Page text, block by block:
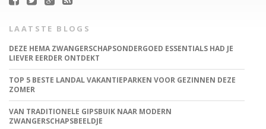
LAATSTE BLOGS
DEZE HEMA ZWANGERSCHAPSONDERGOED ESSENTIALS HAD JE
LIEVER EERDER ONTDEKT
TOP 5 BESTE LANDAL VAKANTIEPARKEN VOOR GEZINNEN DEZE
ZOMER
VAN TRADITIONELE GIPSBUIK NAAR MODERN
ZWANGERSCHAPSBEELDJE